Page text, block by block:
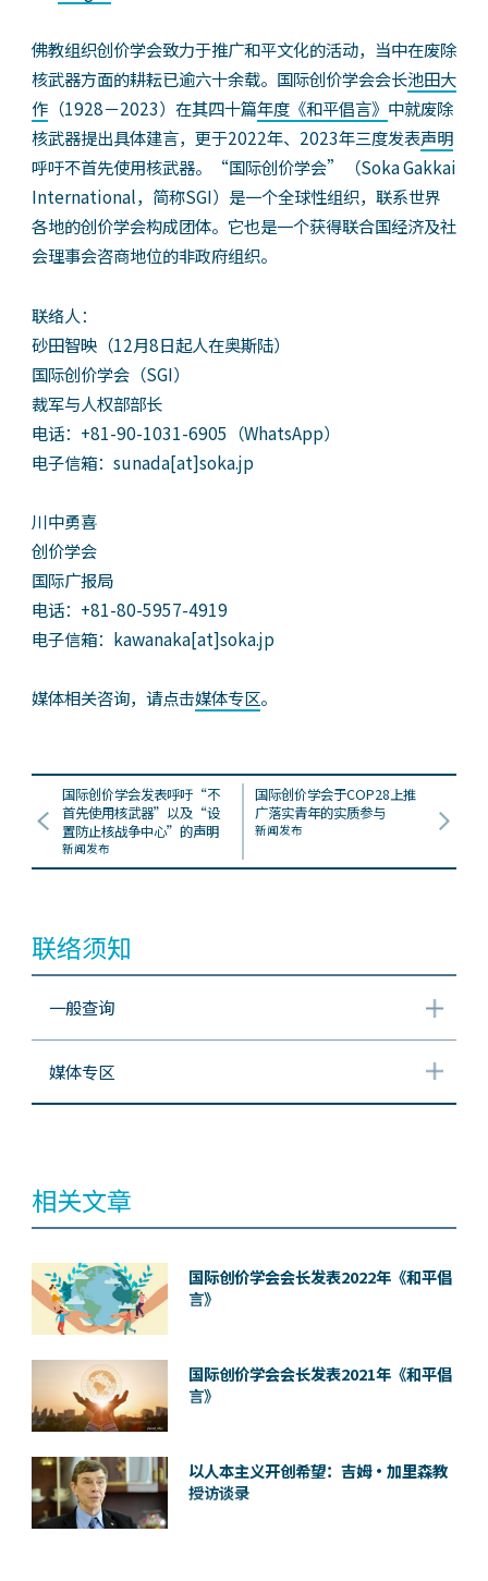
佛教组织创价学会致力于推广和平文化的活动，当中在废除
核武器方面的耕耘已逾六十余载。国际创价学会会长池田大
作（1928－2023）在其四十篇年度《和平倡言》 中就废除
核武器提出具体建言，更于2022年、2023年三度发表声明
呼吁不首先使用核武器。“国际创价学会”（Soka Gakkai
International，简称SGI）是一个全球性组织，联系世界
各地的创价学会构成团体。它也是一个获得联合国经济及社
会理事会咨商地位的非政府组织。
联络人：
砂田智映（12月8日起人在奥斯陆）
国际创价学会（SGI）
裁军与人权部部长
电话：+81-90-1031-6905（WhatsApp）
电子信箱：sunada[at]soka.jp
川中勇喜
创价学会
国际广报局
电话：+81-80-5957-4919
电子信箱：kawanaka[at]soka.jp
媒体相关咨询，请点击媒体专区。
国际创价学会发表呼吁“不
首先使用核武器”以及“设
置防止核战争中心”的声明
新闻发布
国际创价学会于COP28上推
广落实青年的实质参与
新闻发布
联络须知
一般查询
媒体专区
相关文章
国际创价学会会长发表2022年《和平倡
言》
国际创价学会会长发表2021年《和平倡
言》
以人本主义开创希望：吉姆•加里森教
授访谈录